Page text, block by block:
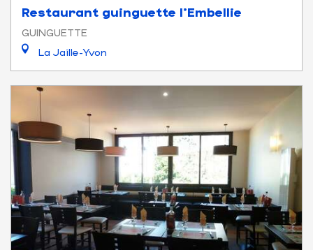
Restaurant guinguette l'Embellie
GUINGUETTE
La Jaille-Yvon